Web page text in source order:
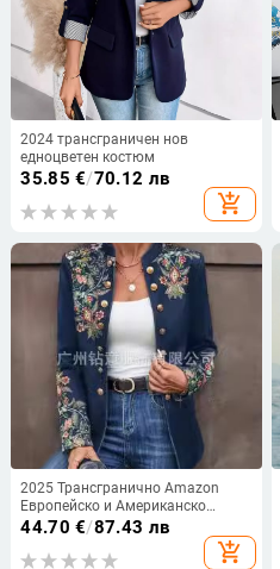
2024 трансграничен нов
едноцветен костюм
35.85 €/70.12 лв
add_shopping_cart
2025 Трансгранично Amazon
Европейско и Американско
Есенно-Зимно Ново Дамско
Връхно Облекло с Принт Малък
Костюм Модно Двуредно Връхно
44.70 €/87.43 лв
add_shopping_cart